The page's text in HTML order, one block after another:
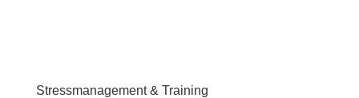
Stressmanagement & Training